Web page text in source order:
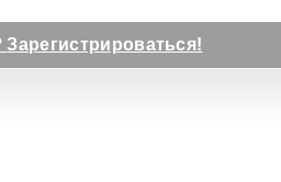
Зарегистрироваться!